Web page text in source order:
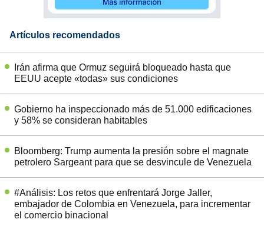
Artículos recomendados
Irán afirma que Ormuz seguirá bloqueado hasta que
EEUU acepte «todas» sus condiciones
Gobierno ha inspeccionado más de 51.000 edificaciones
y 58% se consideran habitables
Bloomberg: Trump aumenta la presión sobre el magnate
petrolero Sargeant para que se desvincule de Venezuela
#Análisis: Los retos que enfrentará Jorge Jaller,
embajador de Colombia en Venezuela, para incrementar
el comercio binacional